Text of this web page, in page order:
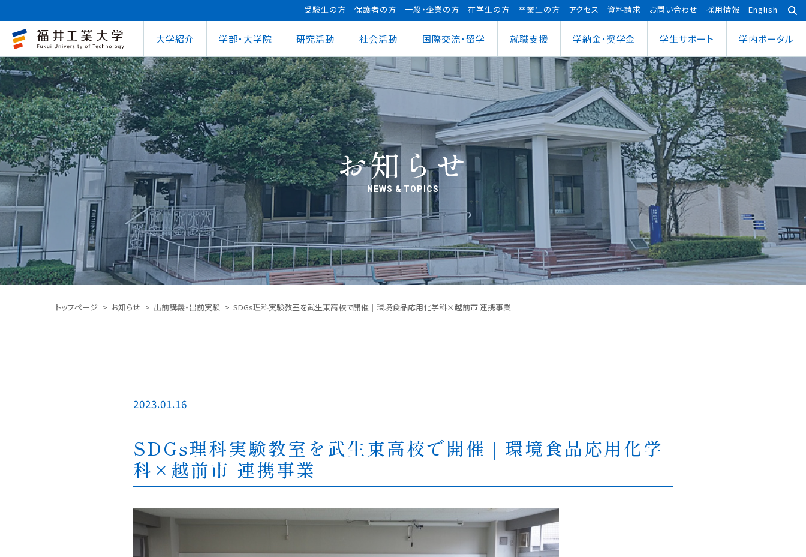
受験生の方 保護者の方 一般・企業の方 在学生の方 卒業生の方 アクセス 資料請求 お問い合わせ 採用情報 English
大学紹介
大学概要教育情報の公表
大学概要
教育情報の公表
学びの特色
教員紹介
キャンパス案内
図書館
第62回大学祭
式辞集
学部・大学院
工学部
電気電子情報工学科
機械工学科
建築土木工学科
原子力技術応用工学科
環境学部
環境食品応用化学科
デザイン学科
経営情報学部
経営情報学科
スポーツ健康科学部
スポーツ健康科学科
大学院
応用理工学専攻
社会システム学専攻
研究活動
地域連携研究推進センター研究シーズ紹介
地域連携研究推進センター
教育研究業績情報
研究シーズ紹介
研究紀要
外国人研究者招へい・受入れ
研究情報
AI&IoTセンター
まちづくりデザインセンター
ウェルネス＆スポーツサイエンスセンター
未来ロボティクスセンター
あわら宇宙センター
社会活動
自治体との連携FUT公開講座
自治体との連携
FUT公開講座
出前講義・出前実験
未来塾 講演会
科学実験キャラバン
ロボット事業
FUTブラス
スポーツ教室
その他活動
活動レポート
国際交流・留学
インターナショナルセンターOCPS
海外留学プログラム
インターナショナルセンター
国際交流
海外留学プログラム（OCPS）
文化交流
【重要】海外へ渡航するみなさんへ
就職支援
キャリアセンター就職実績
キャリアセンター
就職⽀援プログラム
インターンシップ
就職実績
資格取得
就職⽀援ナビ
企業の方へ
求人・説明会のお申し込み
キャリアセンターとの面談
学納金・奨学金
学費等納⼊⾦在学⽣向け奨学⾦
学費等納⼊⾦
在学⽣向け奨学⾦
受験⽣向け奨学⾦
⽇本学⽣⽀援機構奨学⾦ 給付奨学⾦
⽇本学⽣⽀援機構奨学⾦ 貸与奨学⾦
教育ローン
授業料等の減免制度
学⽣サポート
寮・下宿のご案内SSLプロジェクト
学⽣⽣活⽀援室
学習⽀援室
情報メディアセンター
SSLプロジェクト
学⽣保険
医務情報
障害学⽣⽀援
寮・下宿のご案内
クラブ活動支援センター
学内ポータル
学習管理システム（manaba）WEBシラバス
学習管理システム（manaba）
学生ポータルシステム（学外からの接続）
WEBシラバス
お知らせ
NEWS & TOPICS
トップページ お知らせ 出前講義・出前実験 SDGs理科実験教室を武生東高校で開催｜環境食品応用化学科×越前市 連携事業
2023.01.16
SDGs理科実験教室を武生東高校で開催｜環境食品応用化学
科×越前市 連携事業